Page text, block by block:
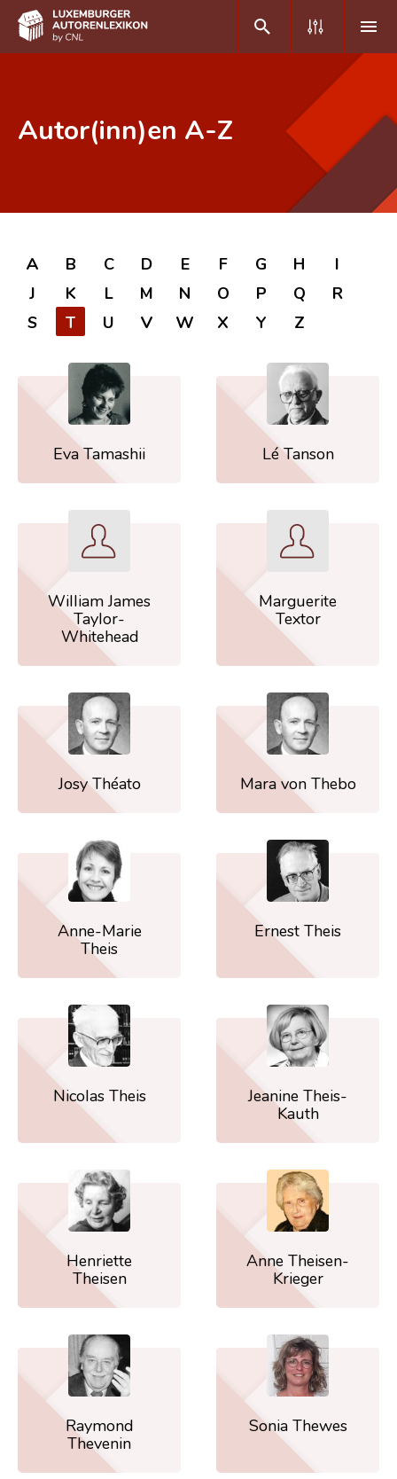
Häufige Fragen und Antworten
Forschungsgruppe
Kontakt
Autor(inn)en A-Z
A B C D E F G H
I
J
K L M N O P Q
R
S
T U V W X Y Z
Eva Tamashii Lé Tanson
William James
Taylor-
Whitehead
Marguerite
Textor
Josy Théato Mara von Thebo
Anne-Marie
Theis
Ernest Theis
Nicolas Theis
Jeanine Theis-
Kauth
Henriette
Theisen
Anne Theisen-
Krieger
Raymond
Thevenin
Sonia Thewes